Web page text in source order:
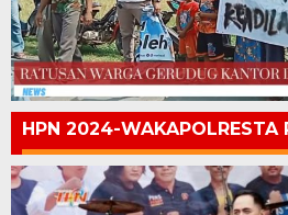
HPN 2024-WAKAPOLRESTA